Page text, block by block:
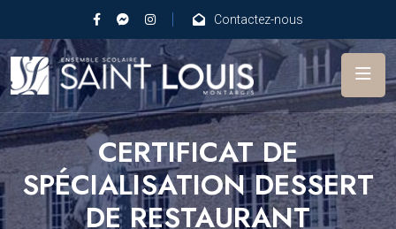
Contactez-nous
CERTIFICAT DE
SPÉCIALISATION DESSERT
DE RESTAURANT